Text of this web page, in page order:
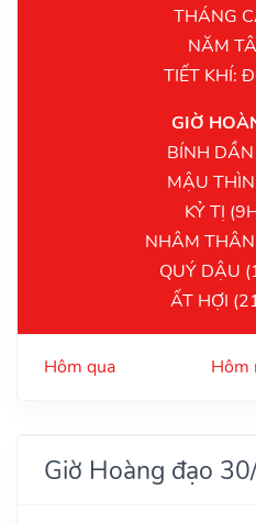
THÁNG
NĂM
TIẾT KHÍ:
GIỜ
BÍNH
MẬU
KỶ TỊ
NHÂM
QUÝ DẬU
ẤT HỢI
Hôm qua Hôm
Giờ Hoàng đạo